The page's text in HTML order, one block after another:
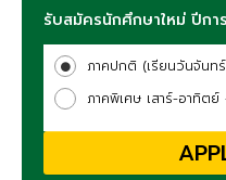
รับสมัครนักศึกษาใหม่ ปีกา
ภาคปกติ (เรียนวันจัน
ภาคพิเศษ เสาร์-อาทิต